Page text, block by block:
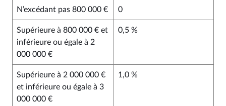
N’excédant pas 800 000 € 0
Supérieure à 800 000 € et
inférieure ou égale à 2
000 000 €
0,5 %
Supérieure à 2 000 000 €
et inférieure ou égale à 3
000 000 €
1,0 %